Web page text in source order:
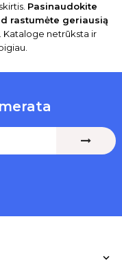
Pasinaudokite
rastumėte geriausią
. Kataloge netrūksta ir
